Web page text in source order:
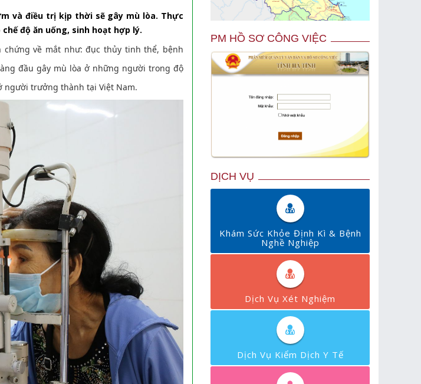
và điều trị kịp thời sẽ gây mù lòa. Thực
độ ăn uống, sinh hoạt hợp lý.
về mắt như: đục thủy tinh thể, bệnh
đầu gây mù lòa ở những người trong độ
người trưởng thành tại Việt Nam.
PM HỒ SƠ CÔNG VIỆC
DỊCH VỤ
Khám Sức Khỏe Định Kì & Bệnh
Nghề Nghiệp
Dịch Vụ Xét Nghiệm
Dịch Vụ Kiểm Dịch Y Tế